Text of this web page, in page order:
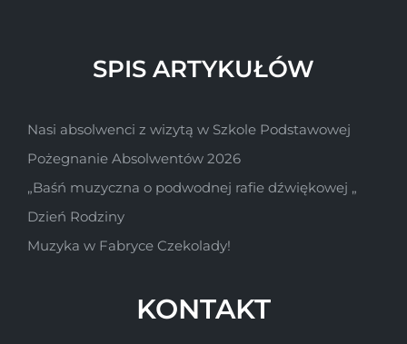
SPIS ARTYKUŁÓW
Nasi absolwenci z wizytą w Szkole Podstawowej
Pożegnanie Absolwentów 2026
„Baśń muzyczna o podwodnej rafie dźwiękowej „
Dzień Rodziny
Muzyka w Fabryce Czekolady!
KONTAKT